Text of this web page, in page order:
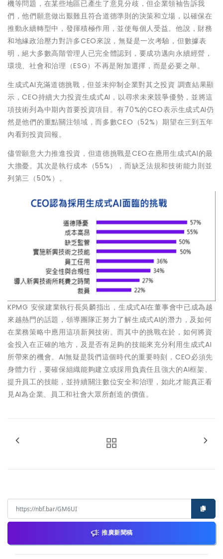
機等問題，在某些地區已產生了意見分歧，但企業領袖告訴我
們，他們願意做出艱難且符合道德準則的決策和立場，以確保在
推動永續轉型中，發揮積極作用，並使每個人受益。他說，財務
和地緣政治壓力對許多CEO來說，無疑是一次考驗，但數據表
明，絕大多數高階管理人已完全體認到，要成功邁向永續經營，
環境、社會和治理（ESG）不再是附加選擇，而是必要之舉。
生成式AI充滿道德挑戰，但並未抑制企業對其之投資 調查結果顯
示，CEO持續大力投資生成式AI，以尋求未來競爭優勢，並將這
項技術列為中期內首要投資項目。有70%的CEO表示生成式AI仍
然是他們的重點關注領域，而多數CEO（52%）期望在三到五年
內看到投資回報。
儘管願意大力推進投資，但道德挑戰是CEO在應用生成式AI的最
大擔憂。其次是執行成本（55%），而缺乏法規和技術能力則並
列第三（50%）。
KPMG 安侯建業執行長吳麟指出，生成式AI在董事會中已成為越
來越熱門的話題，領導團隊正努力了解生成式AI的潛力，及如何
在業務策略中應用這項新興技術。而其中的挑戰在於，如何將資
金投入在正確的地方，及是否有足夠的技能來充分利用生成式AI
所帶來的機會。AI無疑是我們這個時代的重要時刻，CEO必須先
身體力行，要確保組織能夠建立或採用負責任且強大的AI框架、
提升員工的技能，並持續關注數位安全和治理，如此才能真正看
見AI為企業、員工和社會大眾所創造的價值。
推廣新聞稿